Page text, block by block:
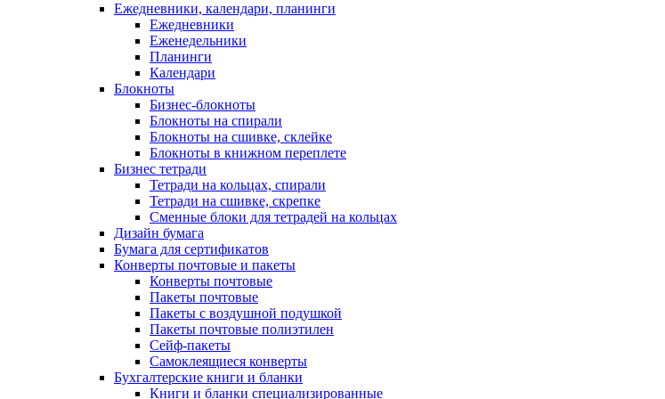
Ежедневники, календари, планинги
Ежедневники
Еженедельники
Планинги
Календари
Блокноты
Бизнес-блокноты
Блокноты на спирали
Блокноты на сшивке, склейке
Блокноты в книжном переплете
Бизнес тетради
Тетради на кольцах, спирали
Тетради на сшивке, скрепке
Сменные блоки для тетрадей на кольцах
Дизайн бумага
Бумага для сертификатов
Конверты почтовые и пакеты
Конверты почтовые
Пакеты почтовые
Пакеты с воздушной подушкой
Пакеты почтовые полиэтилен
Сейф-пакеты
Самоклеящиеся конверты
Бухгалтерские книги и бланки
Книги и бланки специализированные